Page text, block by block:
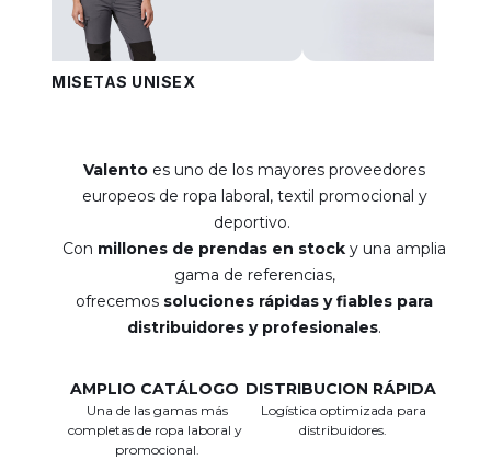
CAMISETAS UNISEX
Valento es uno de los mayores proveedores
europeos de ropa laboral, textil promocional y
deportivo.
Con millones de prendas en stock y una amplia
gama de referencias,
ofrecemos soluciones rápidas y fiables para
distribuidores y profesionales.
AMPLIO CATÁLOGO
Una de las gamas más
completas de ropa laboral y
promocional.
DISTRIBUCION RÁPIDA
Logística optimizada para
distribuidores.